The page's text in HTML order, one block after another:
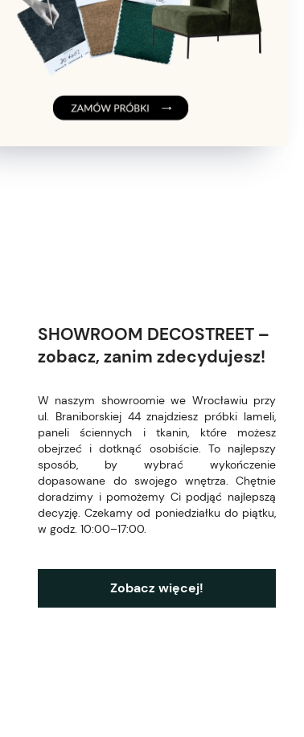
SHOWROOM DECOSTREET –
zobacz, zanim zdecydujesz!
W naszym showroomie we Wrocławiu przy
ul. Braniborskiej 44 znajdziesz próbki lameli,
paneli ściennych i tkanin, które możesz
obejrzeć i dotknąć osobiście. To najlepszy
sposób, by wybrać wykończenie
dopasowane do swojego wnętrza. Chętnie
doradzimy i pomożemy Ci podjąć najlepszą
decyzję. Czekamy od poniedziałku do piątku,
w godz. 10:00–17:00.
Zobacz więcej!